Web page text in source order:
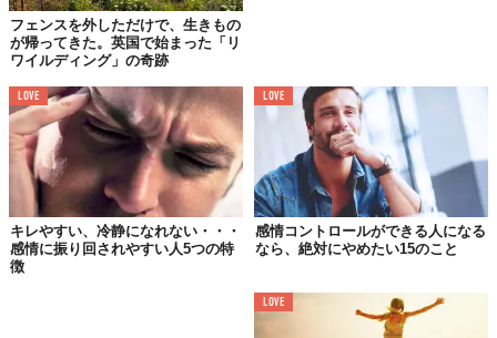
感情のコントロールがうまくできない人たちは、自分自身の感情
が今どんな状態にあるのかを理解できていないのです。
フェンスを外しただけで、生きもの
が帰ってきた。英国で始まった「リ
ワイルディング」の奇跡
LOVE
キレやすい、冷静になれない・・・
感情に振り回されやすい人5つの特
徴
LOVE
感情コントロールができる人になる
なら、絶対にやめたい15のこと
LOVE